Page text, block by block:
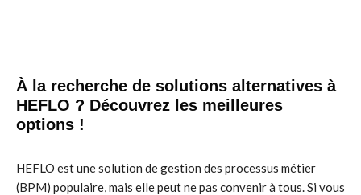
À la recherche de solutions alternatives à
HEFLO ? Découvrez les meilleures
options !
HEFLO est une solution de gestion des processus métier
(BPM) populaire, mais elle peut ne pas convenir à tous. Si vous